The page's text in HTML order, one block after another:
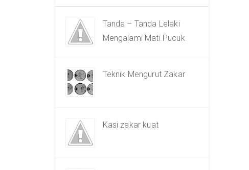
Tanda – Tanda Lelaki
Mengalami Mati Pucuk
Teknik Mengurut Zakar
Kasi zakar kuat